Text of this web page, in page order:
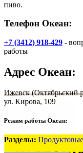
пиво.
Телефон Океан:
+7 (3412) 918-429 -
работы
Адрес Океан:
Ижевск(Октябрьский
ул. Кирова, 109
Режим работы Океан:
Разделы: